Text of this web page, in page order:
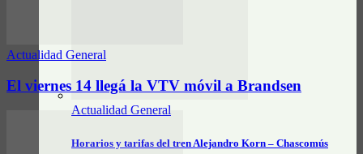
Actualidad General
Horarios y tarifas del tren Alejandro Korn – Chascomús
Actualidad General
El viernes 14 llegá la VTV móvil a Brandsen